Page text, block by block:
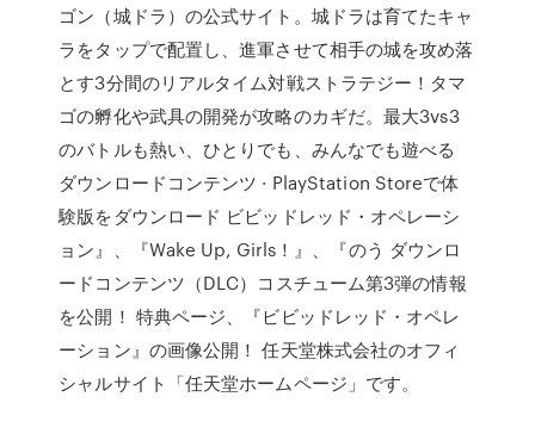
ゴン（城ドラ）の公式サイト。城ドラは育てたキャ
ラをタップで配置し、進軍させて相手の城を攻め落
とす3分間のリアルタイム対戦ストラテジー！タマ
ゴの孵化や武具の開発が攻略のカギだ。最大3vs3
のバトルも熱い、ひとりでも、みんなでも遊べる
ダウンロードコンテンツ · PlayStation Storeで体
験版をダウンロード ビビッドレッド・オペレーシ
ョン』、『Wake Up, Girls！』、『のう ダウンロ
ードコンテンツ（DLC）コスチューム第3弾の情報
を公開！ 特典ページ、『ビビッドレッド・オペレ
ーション』の画像公開！ 任天堂株式会社のオフィ
シャルサイト「任天堂ホームページ」です。